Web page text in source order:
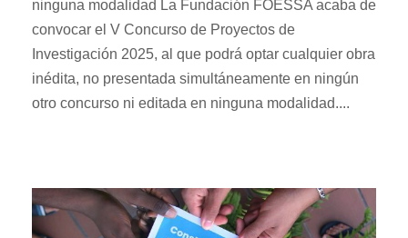
ninguna modalidad La Fundación FOESSA acaba de
convocar el V Concurso de Proyectos de
Investigación 2025, al que podrá optar cualquier obra
inédita, no presentada simultáneamente en ningún
otro concurso ni editada en ninguna modalidad....